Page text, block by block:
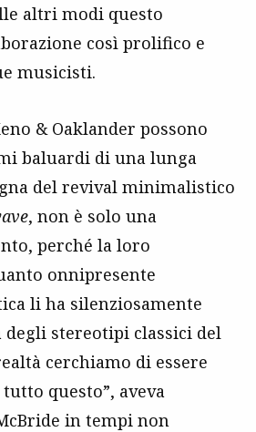
altri modi questo
così prolifico e
musicisti.
& Oaklander possono
baluardi di una lunga
del revival minimalistico
, non è solo una
perché la loro
onnipresente
li ha silenziosamente
stereotipi classici del
cerchiamo di essere
questo”, aveva
in tempi non